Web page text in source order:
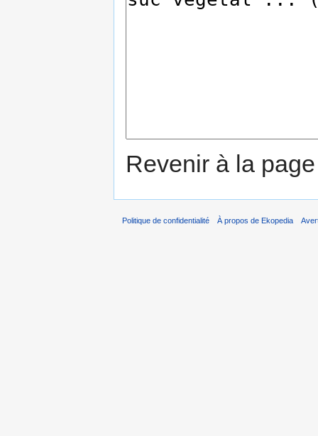
Revenir à la
Politique de confidentialité À propos de Ekopedia